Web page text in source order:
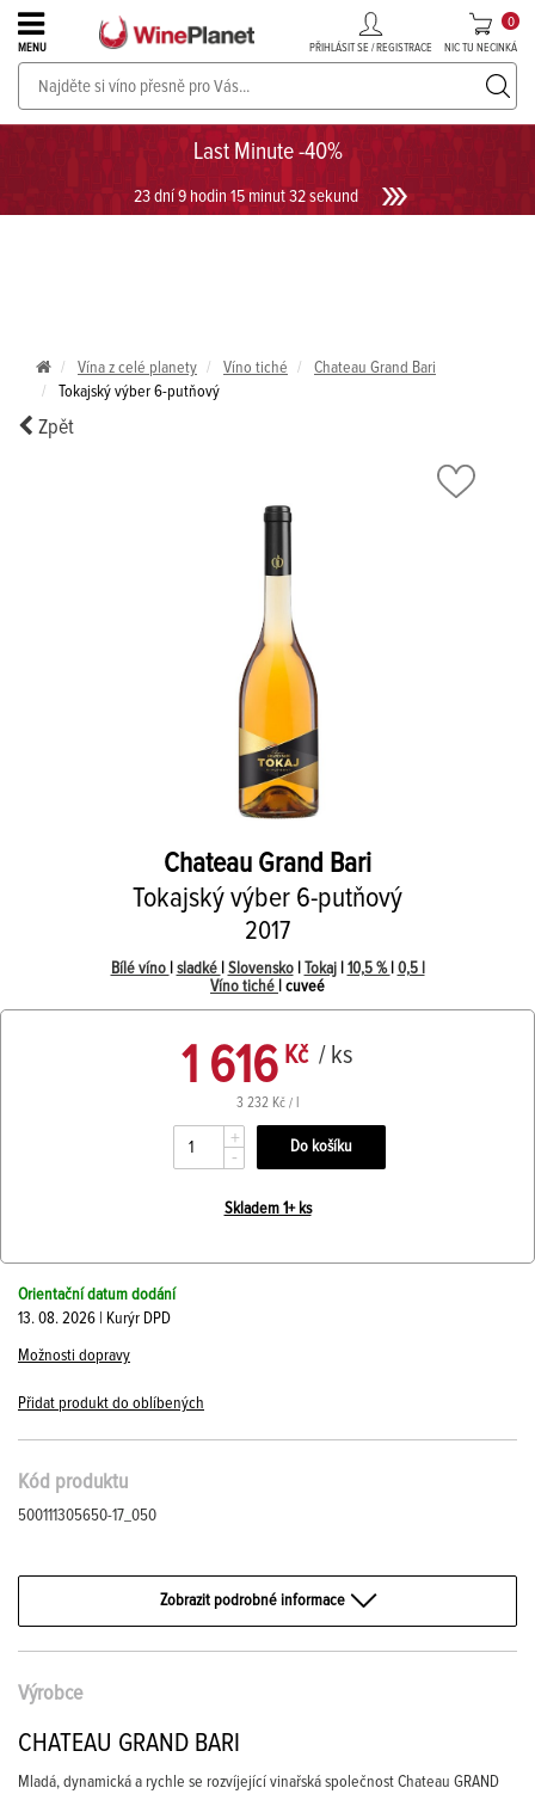
Last Minute -40%
23 dní 9 hodin 15 minut 32 sekund
MENU PŘIHLÁSIT SE / REGISTRACE NIC TU NECINKÁ
0
PROSECCO v akci až do -30%!UKÁZAT PROSECCO
Vína z celé planety Víno tiché
Chateau Grand Bari
Tokajský výber 6-putňový
Zpět
Chateau Grand Bari
Tokajský výber 6-putňový
2017
Bílé víno sladké Slovensko| Tokaj| 10,5 % 0,5 l
Víno tiché
| cuveé
1 616 Kč / ks
3 232 Kč / l
+
-
Skladem 1+ ks
Orientační datum dodání
13. 08. 2026 | Kurýr DPD
Možnosti dopravy
Přidat produkt do oblíbených
Kód produktu
500111305650-17_050
Zobrazit podrobné informace
Výrobce
CHATEAU GRAND BARI
Mladá, dynamická a rychle se rozvíjející vinařská společnost Chateau GRAND